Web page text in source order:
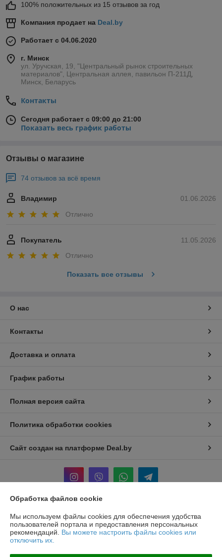
100% положительных из 15 отзывов за год
Компания продает на Deal.by
Работает с 04.06.2020
г. Минск
ул. Уручская, 19, "Центральный рынок строительных
материалов", Центральная аллея, павильон П-211Д,
Минск, Беларусь
Контакты
Сегодня работает с 09:00 до 21:00
Показать весь график работы
Отзывы о магазине
74 отзывов за всё время
01.06.2026
Владимир
Отлично
11.05.2026
Покупатель
Отлично
Показать все отзывы
О нас
Контакты
Доставка и оплата
График работы
Полная версия сайта
Политика обработки cookies
Сайт создан на платформе Deal.by
Информация для покупателя
Юридическое лицо:ООО «БЕЛПРОФИЛЬ ГРУПП»
220040, Г. МИНСК, ПЕР. 3-Й МОЖАЙСКОГО, Д. 11, ПОМ. 107, 220040
Регистрационный номер ЕГР: 193780303
Обработка файлов cookie
Мы используем файлы cookies для обеспечения удобства
пользователей портала и предоставления персональных
рекомендаций. Вы можете настроить файлы cookies или
отключить их.